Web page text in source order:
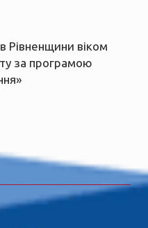
Рівненщини віком
за програмою